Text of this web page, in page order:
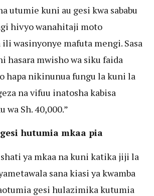
utumie kuni au gesi kwa sababu
hivyo wanahitaji moto
ili wasinyonye mafuta mengi. Sasa
hasara mwisho wa siku faida
hapa nikinunua fungu la kuni la
na vifuu inatosha kabisa
Sh. 40,000.”
hutumia mkaa pia
ya mkaa na kuni katika jiji la
sana kiasi ya kwamba
gesi hulazimika kutumia